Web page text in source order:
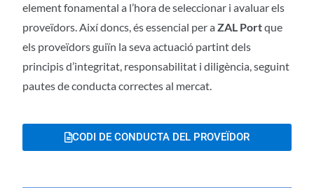
element fonamental a l’hora de seleccionar i avaluar els
proveïdors. Així doncs, és essencial per aZAL Portque
els proveïdors guiïn la seva actuació partint dels
principis d’integritat, responsabilitat i diligència, seguint
pautes de conducta correctes al mercat.
CODI DE CONDUCTA DEL PROVEÏDOR